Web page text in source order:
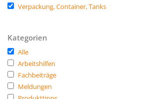
Verpackung, Container, Tanks
Kategorien
Alle
Arbeitshilfen
Fachbeiträge
Meldungen